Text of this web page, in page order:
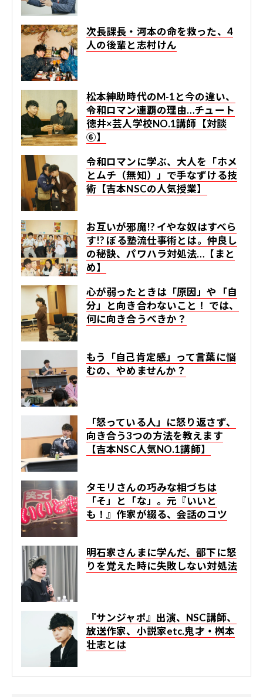
次長課長・河本の命を救った、4
人の後輩と志村けん
松本紳助時代のM-1と今の違い、
令和ロマン連覇の理由…チュート
徳井×芸人学校NO.1講師【対談
⑥】
令和ロマンに学ぶ、大人を「ホメ
とムチ（無知）」で手なずける技
術【吉本NSCの人気授業】
お互いが邪魔!? イやな奴はすべら
す!? ぼる塾流仕事術とは。仲良し
の秘訣、パワハラ対処法…【まと
め】
心が弱ったときは「原因」や「自
分」と向き合わないこと！ では、
何に向き合うべきか？
もう「自己肯定感」って言葉に悩
むの、やめませんか？
「怒っている人」に怒り返さず、
向き合う3つの方法を教えます
【吉本NSC人気NO.1講師】
タモリさんの巧みな相づちは
「そ」と「な」。元『いいと
も！』作家が綴る、会話のコツ
明石家さんまに学んだ、部下に怒
りを覚えた時に失敗しない対処法
『サンジャポ』出演、NSC講師、
放送作家、小説家etc.鬼才・桝本
壮志とは